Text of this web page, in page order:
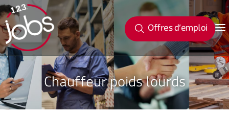
Offres d’emploi
Chauffeur poids lourds